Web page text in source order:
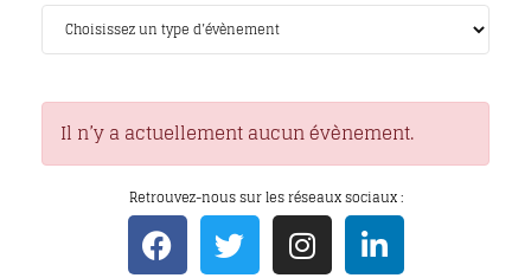
Il n’y a actuellement aucun évènement.
Retrouvez-nous sur les réseaux sociaux :